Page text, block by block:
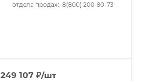
отдела продаж: 8(800) 200-90-73
249 107 ₽/шт